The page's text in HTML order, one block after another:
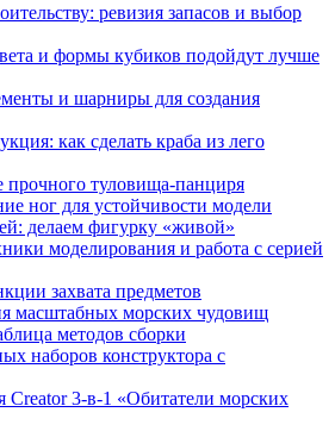
ревизия запасов и выбор
и формы кубиков подойдут лучше
и шарниры для создания
как сделать краба из лего
прочного туловища-панциря
ног для устойчивости модели
делаем фигурку «живой»
моделирования и работа с серией
захвата предметов
масштабных морских чудовищ
методов сборки
наборов конструктора с
Creator 3-в-1 «Обитатели морских